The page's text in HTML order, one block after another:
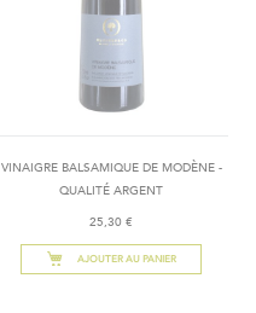
VINAIGRE BALSAMIQUE DE MODÈNE -
QUALITÉ ARGENT
25,30 €
AJOUTER AU PANIER